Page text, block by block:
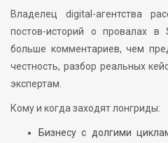
Владелец digital-агентства
постов-историй о провалах в
больше комментариев, чем
честность, разбор реальных
экспертам.
Кому и когда заходят лонгриды:
Бизнесу с долгими